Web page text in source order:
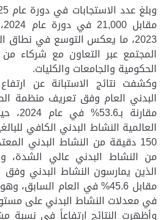
2023، ما يعكس التوسع في
المجتمع عبر التعاون مع شركاء
الحكومية والجامعات والكليات.
وكشفت نتائج الاستبانة عن
العالمية النشاط البدني الكافي
من النشاط البدني عالي الشدة،
مقابل 45.6% في العام
في معدلات النشاط البدني على
وأظهرت النتائج ارتفاعاً في نسبة